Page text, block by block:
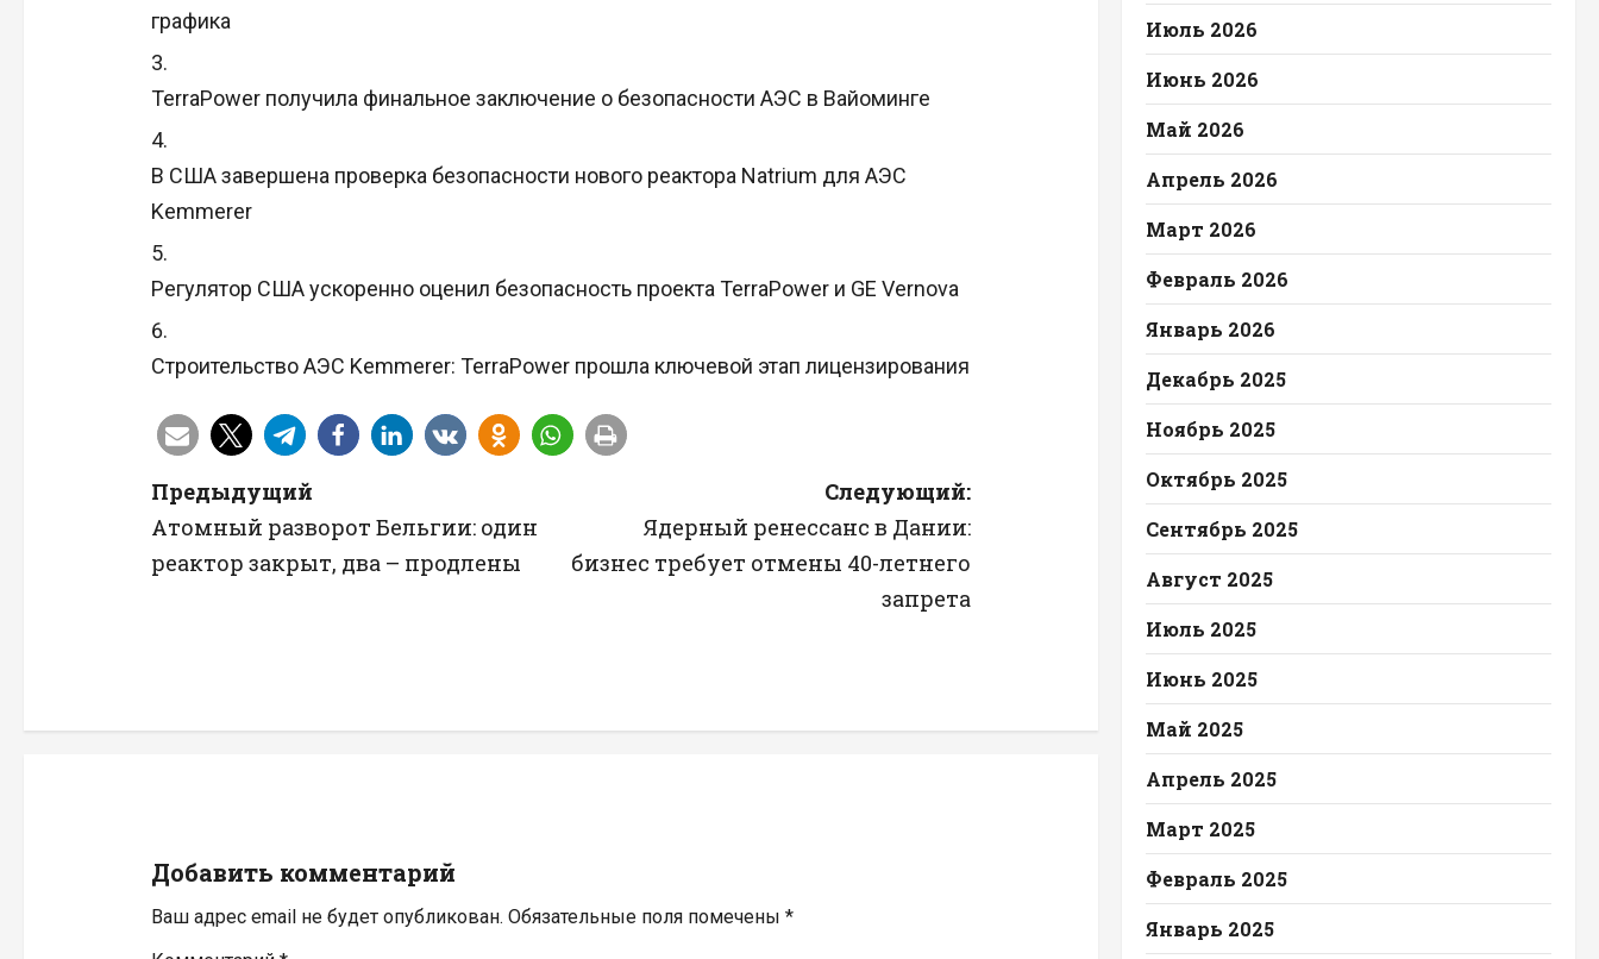
графика
TerraPower получила финальное заключение о безопасности АЭС в Вайоминге
В США завершена проверка безопасности нового реактора Natrium для АЭС
Kemmerer
Регулятор США ускоренно оценил безопасность проекта TerraPower и GE Vernova
Строительство АЭС Kemmerer: TerraPower прошла ключевой этап лицензирования
Н
а
а
я
п
Предыдущий
Атомный разворот Бельгии: один
реактор закрыт, два – продлены
Следующий:
Ядерный ренессанс в Дании:
бизнес требует отмены 40-летнего
запрета
Добавить комментарий
Ваш адрес email не будет опубликован. Обязательные поля помечены *
Июль 2026
Июнь 2026
Май 2026
Апрель 2026
Март 2026
Февраль 2026
Январь 2026
Декабрь 2025
Ноябрь 2025
Октябрь 2025
Сентябрь 2025
Август 2025
Июль 2025
Июнь 2025
Май 2025
Апрель 2025
Март 2025
Февраль 2025
Январь 2025